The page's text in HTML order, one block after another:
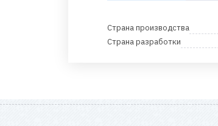
Страна производства
Страна разработки